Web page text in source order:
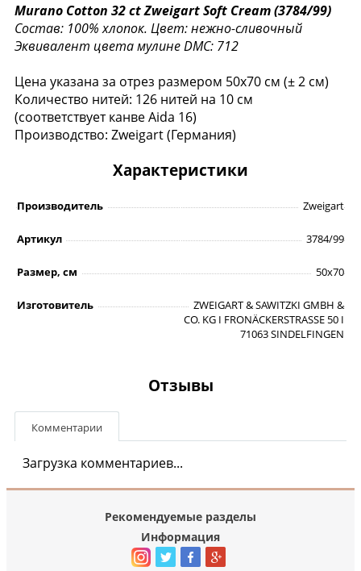
Murano Cotton 32 ctZweigart Soft Cream (3784/99)
Состав: 100% хлопок. Цвет: нежно-сливочный
Эквивалент цвета мулине DMC: 712
Цена указана за отрез размером 50х70 см (± 2 см)
Количество нитей: 126 нитей на 10 см
(соответствует канве Aida 16)
Производство: Zweigart (Германия)
Характеристики
Производитель Zweigart
Артикул 3784/99
Размер, см 50х70
Изготовитель
ZWEIGART & SAWITZKI GMBH &
CO. KG I FRONÄCKERSTRASSE 50 I
71063 SINDELFINGEN
Отзывы
Комментарии
Загрузка комментариев...
Рекомендуемые разделы
Информация